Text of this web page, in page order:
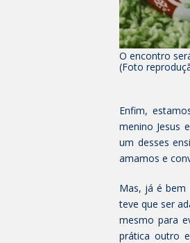
O encontro
(Foto
Enfim,
menino Jesus
um desses
amamos e
Mas, já é bem
teve que ser
mesmo para
prática outro